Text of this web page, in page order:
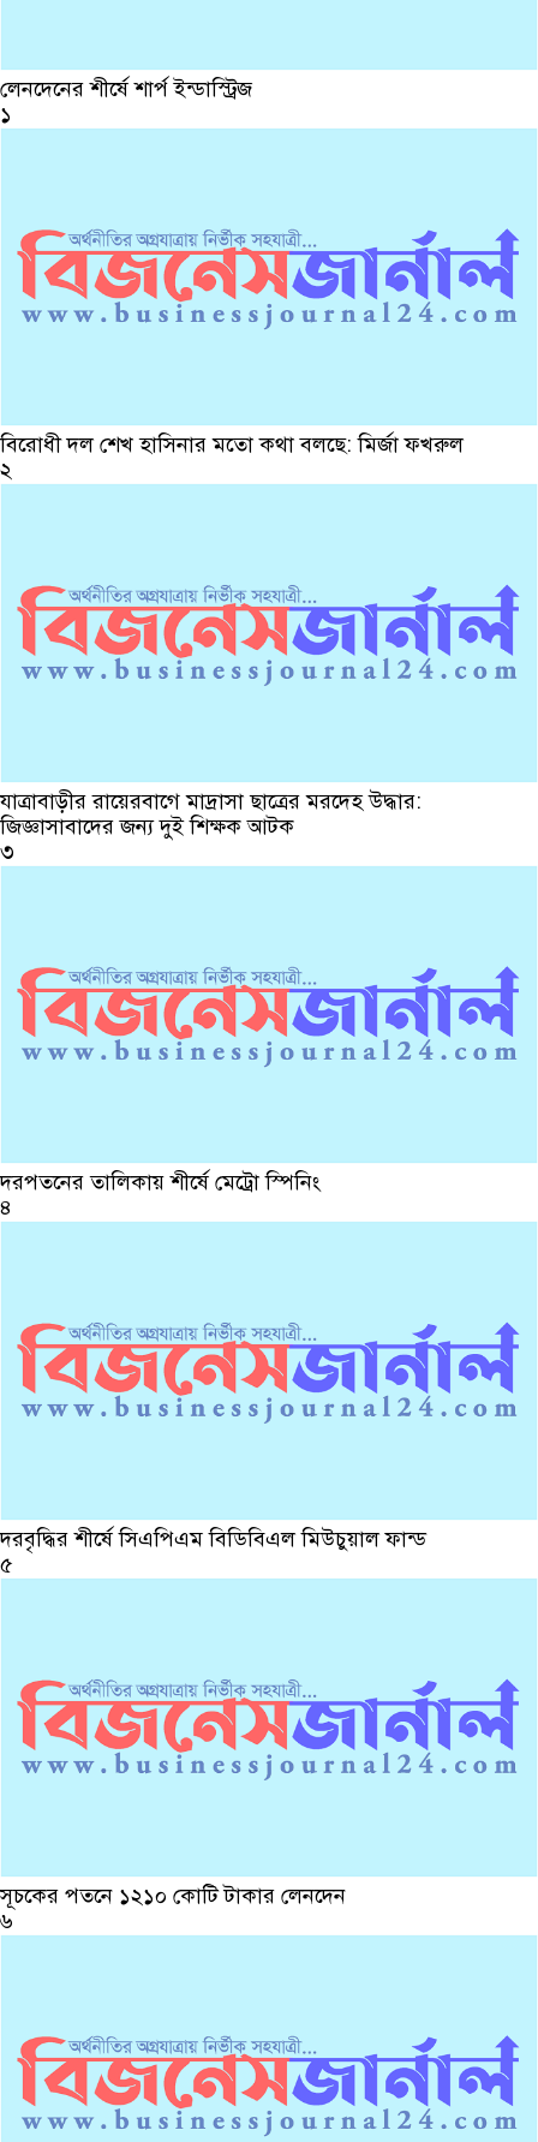
লেনদেনের শীর্ষে শার্প ইন্ডাস্ট্রিজ
১
বিরোধী দল শেখ হাসিনার মতো কথা বলছে: মির্জা ফখরুল
২
যাত্রাবাড়ীর রায়েরবাগে মাদ্রাসা ছাত্রের মরদেহ উদ্ধার:
জিজ্ঞাসাবাদের জন্য দুই শিক্ষক আটক
৩
দরপতনের তালিকায় শীর্ষে মেট্রো স্পিনিং
৪
দরবৃদ্ধির শীর্ষে সিএপিএম বিডিবিএল মিউচুয়াল ফান্ড
৫
সূচকের পতনে ১২১০ কোটি টাকার লেনদেন
৬